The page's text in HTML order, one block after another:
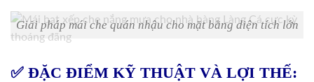
Giải pháp mái che quán nhậu cho mặt bằng diện tích lớn
✅ ĐẶC ĐIỂM KỸ THUẬT VÀ LỢI THẾ: